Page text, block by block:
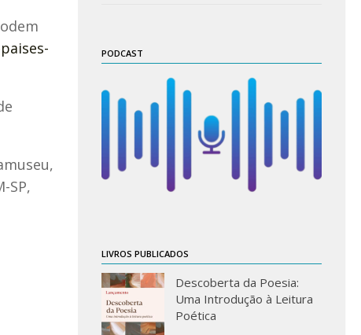
SP,
PODCAST
LIVROS PUBLICADOS
Descoberta da Poesia:
Uma Introdução à Leitura
Poética